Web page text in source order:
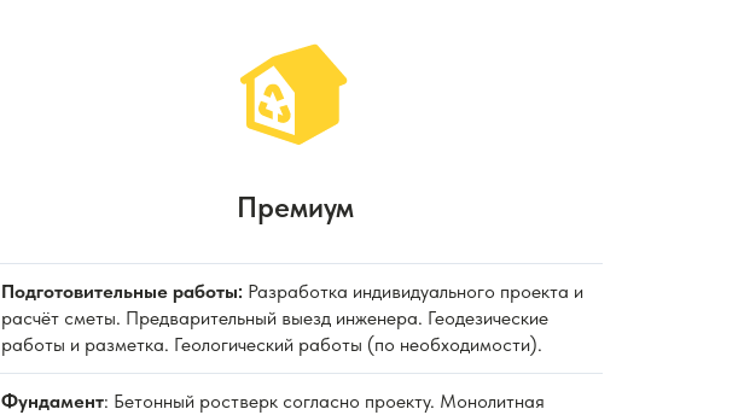
Премиум
Подготовительные работы: Разработка индивидуального проекта и
расчёт сметы. Предварительный выезд инженера. Геодезические
работы и разметка. Геологический работы (по необходимости).
Фундамент: Бетонный ростверк согласно проекту. Монолитная